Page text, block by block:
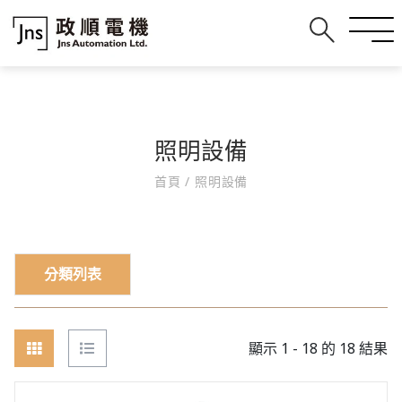
照明設備
首頁/ 照明設備
分類列表
顯示 1 - 18 的 18 結果